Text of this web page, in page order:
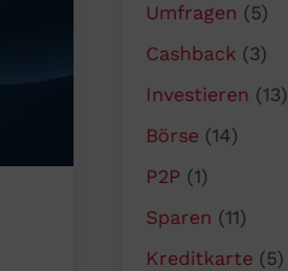
Umfragen (5)
Cashback (3)
Investieren (13)
Börse (14)
P2P (1)
Sparen (11)
Kreditkarte (5)